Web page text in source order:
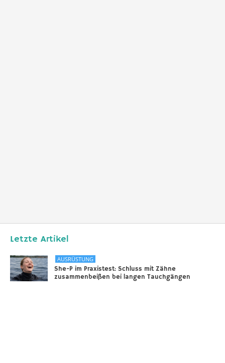
Letzte Artikel
AUSRÜSTUNG
She-P im Praxistest: Schluss mit Zähne
zusammenbeißen bei langen Tauchgängen